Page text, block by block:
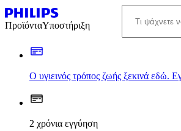
ΠροϊόνταΥποστήριξη
Ο υγιεινός τρόπος ζωής ξεκινά εδώ.
2 χρόνια εγγύηση